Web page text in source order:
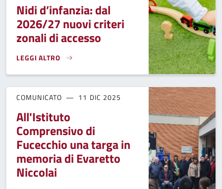
Nidi d’infanzia: dal
2026/27 nuovi criteri
zonali di accesso
LEGGI ALTRO
NIDI D’INFANZIA: DAL 2026/27 NUOVI CRITERI ZONALI DI
COMUNICATO 11 DIC 2025
All'Istituto
Comprensivo di
Fucecchio una targa in
memoria di Evaretto
Niccolai